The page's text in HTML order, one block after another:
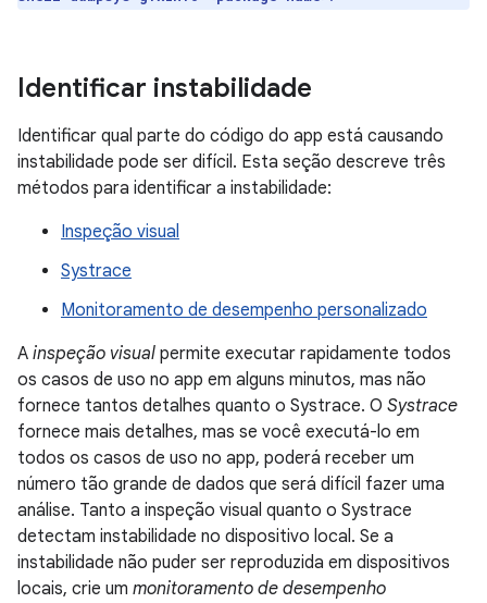
Identificar instabilidade
Identificar qual parte do código do app está causando
instabilidade pode ser difícil. Esta seção descreve três
métodos para identificar a instabilidade:
Inspeção visual
Systrace
Monitoramento de desempenho personalizado
A inspeção visual permite executar rapidamente todos
os casos de uso no app em alguns minutos, mas não
fornece tantos detalhes quanto o Systrace. O Systrace
fornece mais detalhes, mas se você executá-lo em
todos os casos de uso no app, poderá receber um
número tão grande de dados que será difícil fazer uma
análise. Tanto a inspeção visual quanto o Systrace
detectam instabilidade no dispositivo local. Se a
instabilidade não puder ser reproduzida em dispositivos
locais, crie um monitoramento de desempenho